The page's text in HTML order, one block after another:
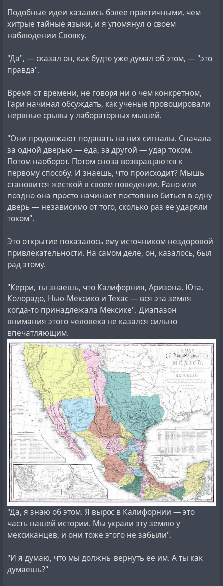
Подобные идеи казались более практичными, чем
хитрые тайные языки, и я упомянул о своем
наблюдении Свояку.
"Да", — сказал он, как будто уже думал об этом, — "это
правда".
Время от времени, не говоря ни о чем конкретном,
Гари начинал обсуждать, как ученые провоцировали
нервные срывы у лабораторных мышей.
"Они продолжают подавать на них сигналы. Сначала
за одной дверью — еда, за другой — удар током.
Потом наоборот. Потом снова возвращаются к
первому способу. И знаешь, что происходит? Мышь
становится жесткой в своем поведении. Рано или
поздно она просто начинает постоянно биться в одну
дверь — независимо от того, сколько раз ее ударяли
током".
Это открытие показалось ему источником нездоровой
привлекательности. На самом деле, он, казалось, был
рад этому.
"Керри, ты знаешь, что Калифорния, Аризона, Юта,
Колорадо, Нью-Мексико и Техас — вся эта земля
когда-то принадлежала Мексике". Диапазон
внимания этого человека не казался сильно
впечатляющим.
"Да, я знаю об этом. Я вырос в Калифорнии — это
часть нашей истории. Мы украли эту землю у
мексиканцев, и они тоже этого не забыли".
"И я думаю, что мы должны вернуть ее им. А ты как
думаешь?"